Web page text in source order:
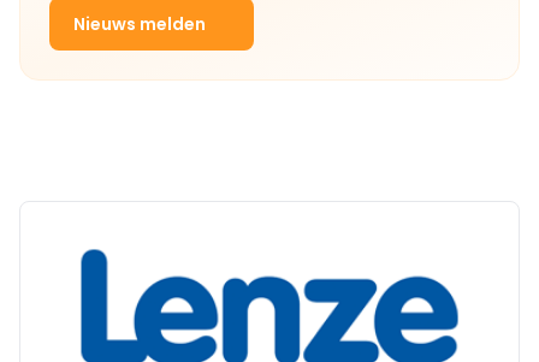
Nieuws melden